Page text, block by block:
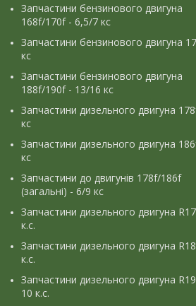
Запчастини бензинового двигуна
168f/170f - 6,5/7 кс
Запчастини бензинового двигуна
кс
Запчастини бензинового двигуна
188f/190f - 13/16 кс
Запчастини дизельного двигуна
кс
Запчастини дизельного двигуна
кс
Запчастини до двигунів 178f/186f
(загальні) - 6/9 кс
Запчастини дизельного двигуна
к.с.
Запчастини дизельного двигуна
к.с.
Запчастини дизельного двигуна
10 к.с.